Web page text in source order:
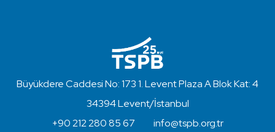
Büyükdere Caddesi No: 173 1. Levent Plaza A Blok Kat: 4
34394 Levent/İstanbul
+90 212 280 85 67
info@tspb.org.tr